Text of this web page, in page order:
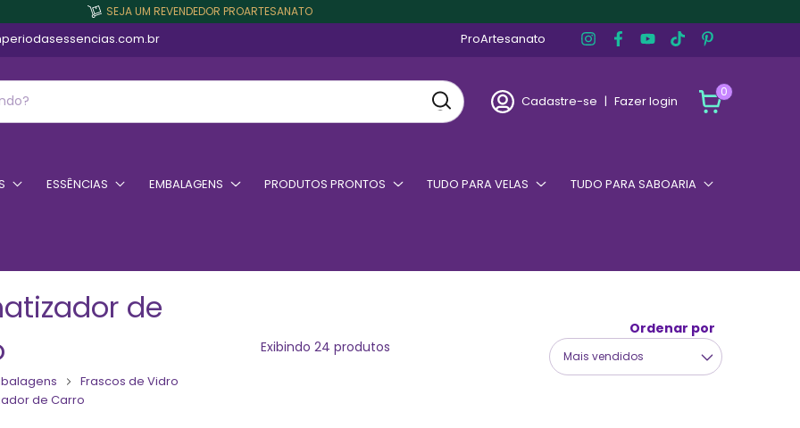
SEJA UM REVENDEDOR PROARTESANATO
ProArtesanato
Cadastre-se | Fazer login
0
ESSÊNCIAS EMBALAGENS PRODUTOS PRONTOS TUDO PARA VELAS TUDO PARA SABOARIA
de
Frascos de Vidro
de Carro
Exibindo 24 produtos
Ordenar por